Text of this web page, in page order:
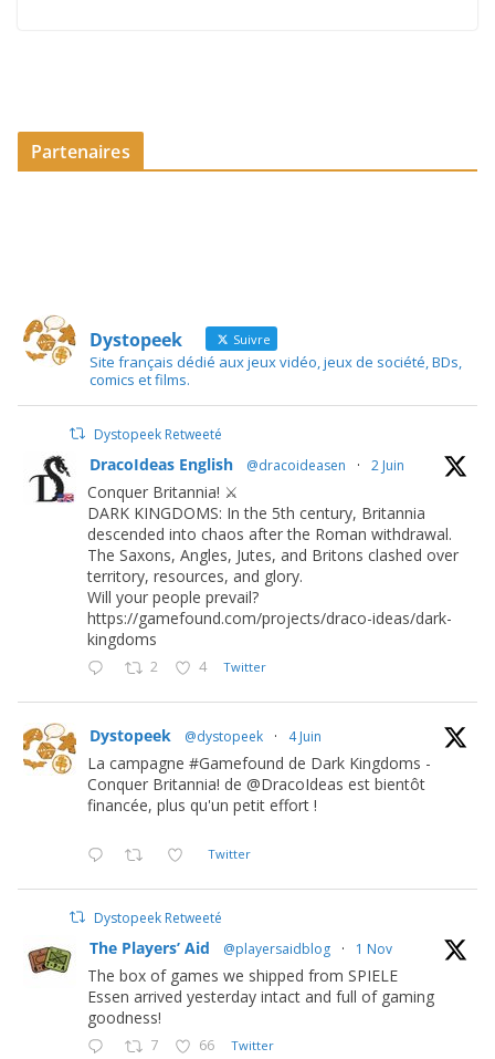
Partenaires
Dystopeek Suivre
Site français dédié aux jeux vidéo, jeux de société, BDs,
comics et films.
Dystopeek Retweeté
DracoIdeas English @dracoideasen · 2 Juin
Conquer Britannia! ⚔️
DARK KINGDOMS: In the 5th century, Britannia
descended into chaos after the Roman withdrawal.
The Saxons, Angles, Jutes, and Britons clashed over
territory, resources, and glory.
Will your people prevail?
https://gamefound.com/projects/draco-ideas/dark-
kingdoms
2 4 Twitter
Dystopeek @dystopeek · 4 Juin
La campagne #Gamefound de Dark Kingdoms -
Conquer Britannia! de @DracoIdeas est bientôt
financée, plus qu'un petit effort !
Twitter
Dystopeek Retweeté
The Players’ Aid @playersaidblog · 1 Nov
The box of games we shipped from SPIELE
Essen arrived yesterday intact and full of gaming
goodness!
7 66 Twitter